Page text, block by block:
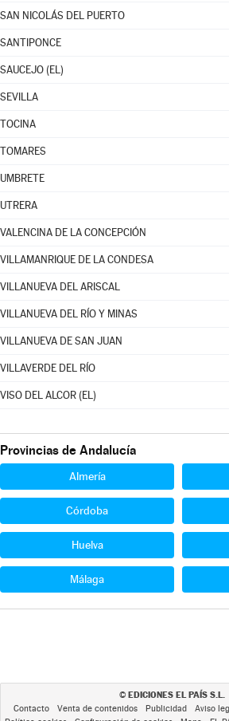
SAN NICOLÁS DEL PUERTO
SANTIPONCE
SAUCEJO (EL)
SEVILLA
TOCINA
TOMARES
UMBRETE
UTRERA
VALENCINA DE LA CONCEPCIÓN
VILLAMANRIQUE DE LA CONDESA
VILLANUEVA DEL ARISCAL
VILLANUEVA DEL RÍO Y MINAS
VILLANUEVA DE SAN JUAN
VILLAVERDE DEL RÍO
VISO DEL ALCOR (EL)
Provincias de Andalucía
Almería
Córdoba
Huelva
Málaga
© EDICIONES EL PAÍS S.L.
Contacto Venta de contenidos Publicidad Aviso